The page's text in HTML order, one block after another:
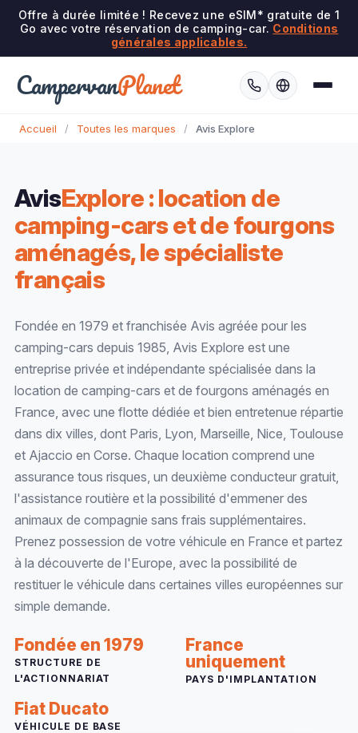
Offre à durée limitée ! Recevez une eSIM* gratuite de 1
Go avec votre réservation de camping-car. Conditions
générales applicables.
CampervanPlanet
Accueil / Toutes les marques / Avis Explore
AvisExplore : location de
camping-cars et de fourgons
aménagés, le spécialiste
français
Fondée en 1979 et franchisée Avis agréée pour les
camping-cars depuis 1985, Avis Explore est une
entreprise privée et indépendante spécialisée dans la
location de camping-cars et de fourgons aménagés en
France, avec une flotte dédiée et bien entretenue répartie
dans dix villes, dont Paris, Lyon, Marseille, Nice, Toulouse
et Ajaccio en Corse. Chaque location comprend une
assurance tous risques, un deuxième conducteur gratuit,
l'assistance routière et la possibilité d'emmener des
animaux de compagnie sans frais supplémentaires.
Prenez possession de votre véhicule en France et partez
à la découverte de l'Europe, avec la possibilité de
restituer le véhicule dans certaines villes européennes sur
simple demande.
Fondée en 1979
STRUCTURE DE
L'ACTIONNARIAT
France
uniquement
PAYS D'IMPLANTATION
Fiat Ducato
VÉHICULE DE BASE